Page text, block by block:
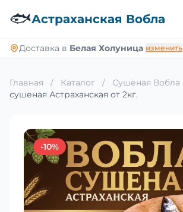
🐟Астраханская Вобла
Доставка в Белая Холуница изменить
Главная / Каталог / Сушёная Вобла
сушеная Астраханская от 2кг.
-10%